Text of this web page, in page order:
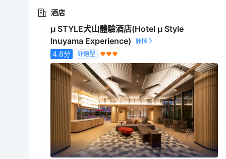
酒店
μ STYLE犬山體驗酒店(Hotel μ Style
Inuyama Experience)
4.8分 舒適型